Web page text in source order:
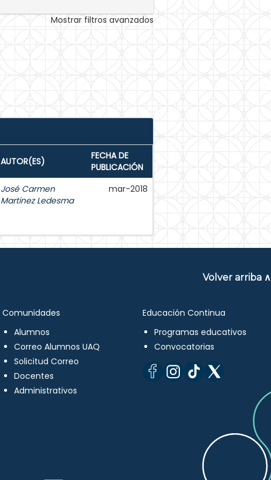
Mostrar filtros avanzados
AUTOR(ES)
FECHA DE
PUBLICACIÓN
José Carmen
Martinez Ledesma
mar-2018
Volver arriba ∧
Comunidades
Alumnos
Correo Alumnos UAQ
Solicitud Correo
Docentes
Administrativos
Educación Continua
Programas educativos
Convocatorias